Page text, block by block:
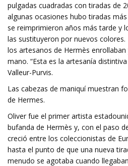
pulgadas cuadradas con tiradas de
algunas ocasiones hubo tiradas
se reimprimieron años más tarde y
las sustituyeron por nuevos
los artesanos de Hermès
mano. “Esta es la artesanía
Valleur-Purvis.
Las cabezas de maniquí muestran
de Hermes.
Oliver fue el primer artista
bufanda de Hermès y, con el paso
creció entre los coleccionistas de
hasta el punto de que una nueva
menudo se agotaba cuando